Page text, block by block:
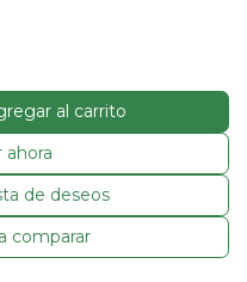
al carrito
ahora
comparar
de deseos